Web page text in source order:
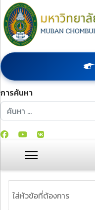
การค้นหา
การค้นหา